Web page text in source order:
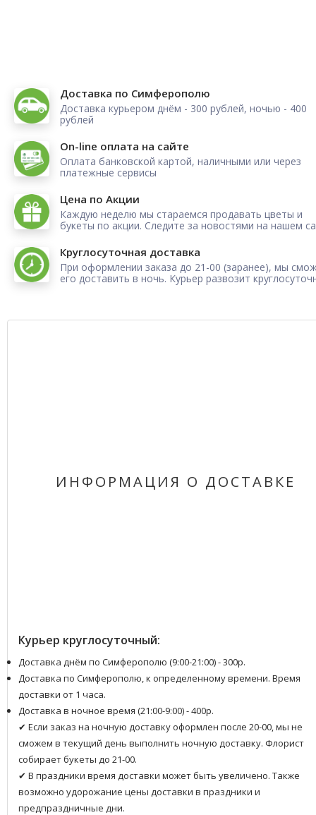
Доставка по Симферополю
Доставка курьером днём - 300 рублей, ночью - 400
рублей
On-line оплата на сайте
Оплата банковской картой, наличными или через
платежные сервисы
Цена по Акции
Каждую неделю мы стараемся продавать цветы и
букеты по акции. Следите за новостями на нашем
Круглосуточная доставка
При оформлении заказа до 21-00 (заранее), мы
его доставить в ночь. Курьер развозит
ИНФОРМАЦИЯ О ДОСТАВКЕ
Курьер круглосуточный:
Доставка днём по Симферополю (9:00-21:00) - 300р.
Доставка по Симферополю, к определенному времени. Время
доставки от 1 часа.
Доставка в ночное время (21:00-9:00) - 400р.
✔ Если заказ на ночную доставку оформлен после 20-00, мы не
сможем в текущий день выполнить ночную доставку. Флорист
собирает букеты до 21-00.
✔ В праздники время доставки может быть увеличено. Также
возможно удорожание цены доставки в праздники и
предпраздничные дни.